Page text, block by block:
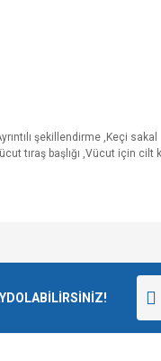
şekillendirme ,Keçi sakal
tıraş başlığı ,Vücut için cilt